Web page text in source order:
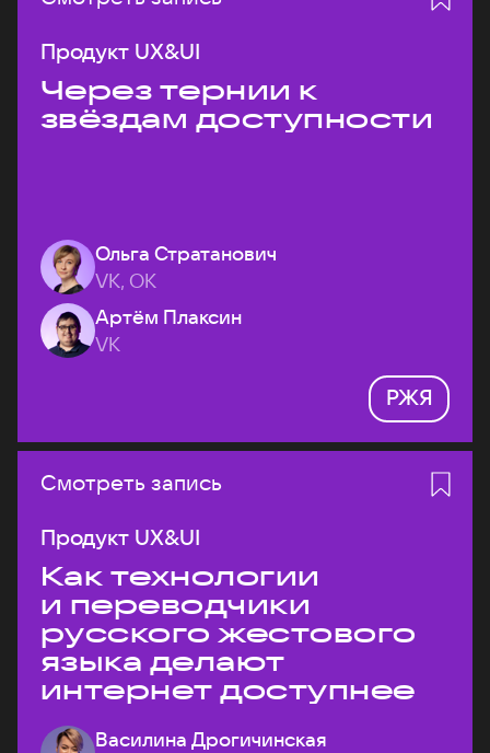
Продукт UX&UI
Через тернии к
звёздам доступности
Ольга Стратанович
VK, ОК
Артём Плаксин
VK
РЖЯ
Смотреть запись
Продукт UX&UI
Как технологии
и переводчики
русского жестового
языка делают
интернет доступнее
Василина Дрогичинская